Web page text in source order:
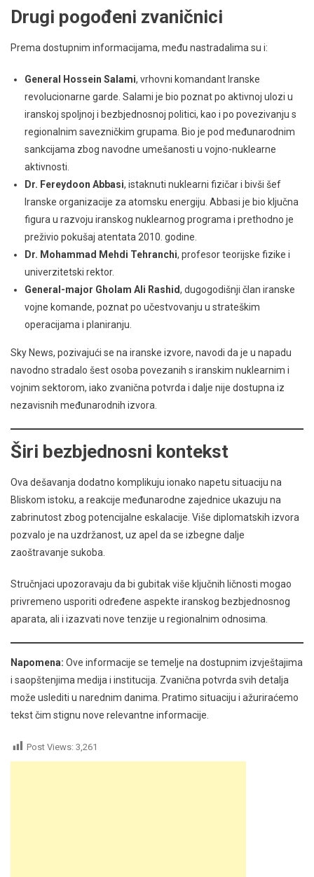
Drugi pogođeni zvaničnici
Prema dostupnim informacijama, među nastradalima su i:
General Hossein Salami, vrhovni komandant Iranske
revolucionarne garde. Salami je bio poznat po aktivnoj ulozi u
iranskoj spoljnoj i bezbjednosnoj politici, kao i po povezivanju s
regionalnim savezničkim grupama. Bio je pod međunarodnim
sankcijama zbog navodne umešanosti u vojno-nuklearne
aktivnosti.
Dr. Fereydoon Abbasi, istaknuti nuklearni fizičar i bivši šef
Iranske organizacije za atomsku energiju. Abbasi je bio ključna
figura u razvoju iranskog nuklearnog programa i prethodno je
preživio pokušaj atentata 2010. godine.
Dr. Mohammad Mehdi Tehranchi, profesor teorijske fizike i
univerzitetski rektor.
General-major Gholam Ali Rashid, dugogodišnji član iranske
vojne komande, poznat po učestvovanju u strateškim
operacijama i planiranju.
Sky News, pozivajući se na iranske izvore, navodi da je u napadu
navodno stradalo šest osoba povezanih s iranskim nuklearnim i
vojnim sektorom, iako zvanična potvrda i dalje nije dostupna iz
nezavisnih međunarodnih izvora.
Širi bezbjednosni kontekst
Ova dešavanja dodatno komplikuju ionako napetu situaciju na
Bliskom istoku, a reakcije međunarodne zajednice ukazuju na
zabrinutost zbog potencijalne eskalacije. Više diplomatskih izvora
pozvalo je na uzdržanost, uz apel da se izbegne dalje
zaoštravanje sukoba.
Stručnjaci upozoravaju da bi gubitak više ključnih ličnosti mogao
privremeno usporiti određene aspekte iranskog bezbjednosnog
aparata, ali i izazvati nove tenzije u regionalnim odnosima.
Napomena: Ove informacije se temelje na dostupnim izvještajima
i saopštenjima medija i institucija. Zvanična potvrda svih detalja
može uslediti u narednim danima. Pratimo situaciju i ažuriraćemo
tekst čim stignu nove relevantne informacije.
Post Views: 3,261